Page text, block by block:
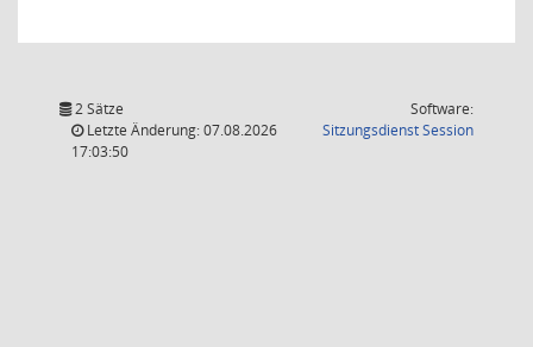
2 Sätze
Letzte Änderung: 07.08.2026
17:03:50
Software:
SitzungsdienstSession(Wird in